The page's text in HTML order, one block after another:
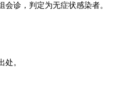
诊，判定为无症状感染者。
。